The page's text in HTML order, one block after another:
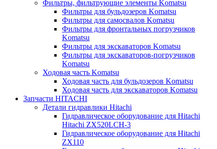
Фильтры, фильтрующие элементы Komatsu
Фильтры для бульдозеров Komatsu
Фильтры для самосвалов Komatsu
Фильтры для фронтальных погрузчиков
Komatsu
Фильтры для экскаваторов Komatsu
Фильтры для экскаваторов-погрузчиков
Komatsu
Ходовая часть Komatsu
Ходовая часть для бульдозеров Komatsu
Ходовая часть для экскаваторов Komatsu
Запчасти HITACHI
Детали гидравлики Hitachi
Гидравлическое оборудование для Hitachi
Hitachi ZX520LCH-3
Гидравлическое оборудование для Hitachi
ZX110